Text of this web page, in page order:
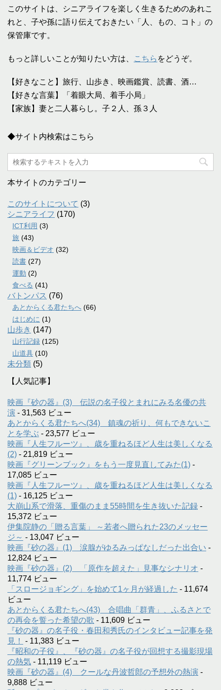
このサイトは、シニアライフを楽しく生きるためのあれこ
れと、子や孫に語り伝えておきたい「人、もの、コト」の
保管庫です。
もっと詳しいことが知りたい方は、 こちら をどうぞ。
【好きなこと】旅行、山歩き、映画鑑賞、読書、酒…
【好きな言葉】「着眼大局、着手小局」
【家族】妻と二人暮らし。子２人、孫３人
◆サイト内検索はこちら
本サイトのカテゴリー
このサイトについて (3)
シニアライフ (170)
ICT利用 (3)
旅 (43)
映画＆ビデオ (32)
読書 (27)
運動 (2)
食べる (41)
バトンパス (76)
あとからくる君たちへ (66)
はじめに (1)
山歩き (147)
山行記録 (125)
山道具 (10)
未分類 (5)
【人気記事】
映画『砂の器』(3) 伝説の名子役とまれにみる名優の共
演 - 31,563 ビュー
あとからくる君たちへ(34) 鎮魂の祈り、何もできないこ
とを学ぶ - 23,577 ビュー
映画『人生フルーツ』、歳を重ねるほど人生は美しくなる
(2) - 21,819 ビュー
映画『グリーンブック』をもう一度見直してみた(1) -
17,085 ビュー
映画『人生フルーツ』、歳を重ねるほど人生は美しくなる
(1) - 16,125 ビュー
大崩山系で滑落、重傷のまま55時間を生き抜いた記録 -
15,372 ビュー
伊集院静の「贈る言葉」 ～若者へ贈られた23のメッセー
ジ～ - 13,047 ビュー
映画『砂の器』(1) 涙腺がゆるみっぱなしだった出合い -
12,824 ビュー
映画『砂の器』(2) 「原作を超えた」見事なシナリオ -
11,774 ビュー
「スロージョギング」を始めて1ヶ月が経過した - 11,674
ビュー
あとからくる君たちへ(43) 合唱曲「群青」、ふるさとで
の再会を誓った希望の歌 - 11,609 ビュー
『砂の器』の名子役・春田和秀氏のインタビュー記事を発
見！
- 11,383 ビュー
『昭和の子役』、『砂の器』の名子役が回想する撮影現場
の熱気 - 11,119 ビュー
映画『砂の器』(4) クールな丹波哲郎の予想外の熱演 -
9,888 ビュー